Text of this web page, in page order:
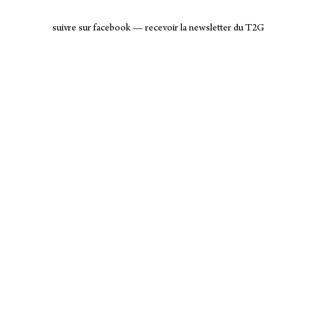
suivre sur facebook— recevoir la newsletter du T2G